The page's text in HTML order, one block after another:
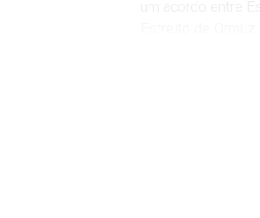
assinar um
abaixo de US$